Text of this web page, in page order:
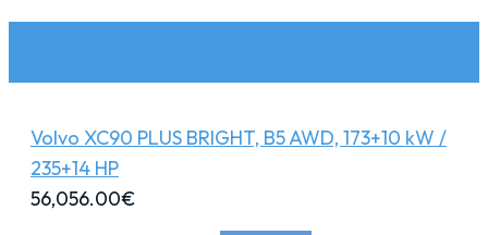
Volvo XC90 PLUS BRIGHT, B5 AWD, 173+10 kW /
235+14 HP
56,056.00€